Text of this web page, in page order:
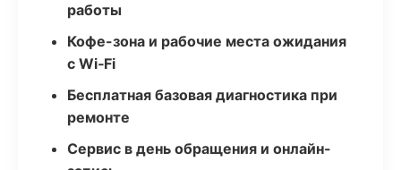
работы
Кофе-зона и рабочие места ожидания
с Wi‑Fi
Бесплатная базовая диагностика при
ремонте
Сервис в день обращения и онлайн-